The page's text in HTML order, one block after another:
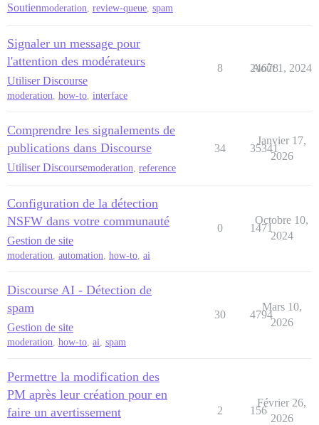
Soutienmoderation review-queue spam
Signaler un message pour
l'attention des modérateurs
Utiliser Discourse
moderation, how-to, interface
8 24678
Août 1, 2024
Comprendre les signalements de
publications dans Discourse
Utiliser Discoursemoderation reference
34 35341
Janvier 17,
2026
Configuration de la détection
NSFW dans votre communauté
Gestion de site
moderation, automation, how-to, ai
0 1471
Octobre 10,
2024
Discourse AI - Détection de
spam
Gestion de site
moderation, how-to, ai, spam
30 4794
Mars 10,
2026
Permettre la modification des
PM après leur création pour en
faire un avertissement
2 156
Février 26,
2026